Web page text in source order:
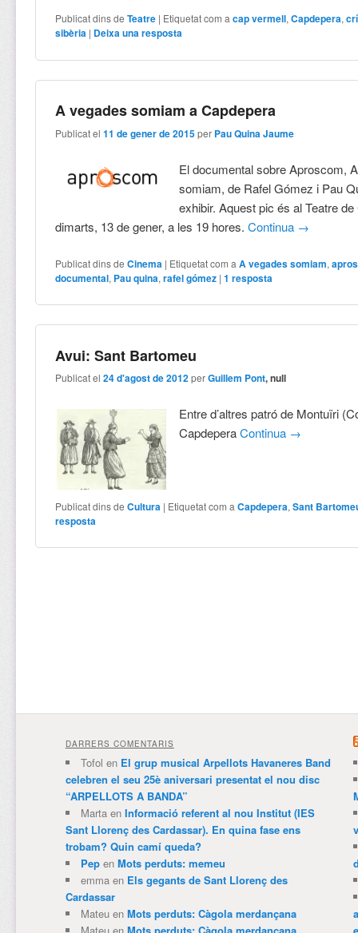
Publicat dins de Teatre | Etiquetat com a cap vermell,Capdepera,
sibèria | Deixa una resposta
A vegades somiam a Capdepera
Publicat el11 de gener de 2015 per Pau Quina Jaume
El documental sobre Aproscom,
somiam, de Rafel Gómez i Pau
exhibir. Aquest pic és al Teatre
dimarts, 13 de gener, a les 19 hores.Continua →
Publicat dins de Cinema | Etiquetat com a A vegades somiam,
documental, Pau quina,rafel gómez |1 resposta
Avui: Sant Bartomeu
Publicat el24 d'agost de 2012 perGuillem Pont, null
Entre d’altres patró de Montuïri
CapdeperaContinua →
Publicat dins de Cultura | Etiquetat com a Capdepera,Sant
resposta
DARRERS COMENTARIS
Tofol en El grup musical Arpellots Havaneres Band
celebren el seu 25è aniversari presentat el nou disc
“ARPELLOTS A BANDA”
Martaen Informació referent al nou Institut (IES
Sant Llorenç des Cardassar). En quina fase ens
trobam? Quin camí queda?
Pepen Mots perduts: memeu
emmaen Els gegants de Sant Llorenç des
Cardassar
Mateuen Mots perduts: Càgola merdançana